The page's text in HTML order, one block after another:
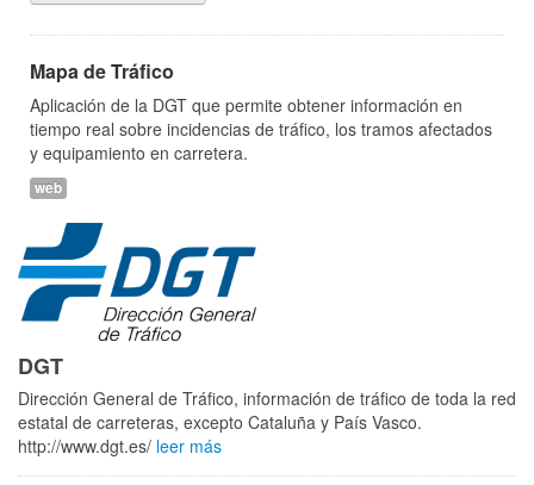
Mapa de Tráfico
Aplicación de la DGT que permite obtener información en
tiempo real sobre incidencias de tráfico, los tramos afectados
y equipamiento en carretera.
web
DGT
Dirección General de Tráfico, información de tráfico de toda la red
estatal de carreteras, excepto Cataluña y País Vasco.
http://www.dgt.es/ leer más